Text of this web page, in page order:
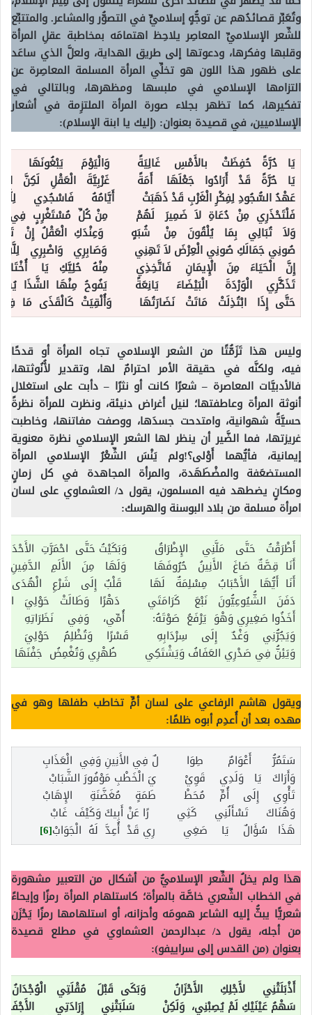
وتُعَبِّر قصائدُهم عن توجُّهٍ إسلاميٍّ في التصوُّر والمشاعر. والمتتبِّع
للشِّعر الإسلاميِّ المعاصِر يلاحِظ اهتمامَه بمخاطبة عقلِ المرأة
وقلبها وفكرها، ودعوتها إلى طريق الهداية، ولعلَّ الذي ساعَد
على ظهور هذا اللون هو تخلِّي المرأة المسلمة المعاصِرة عن
التزامها الإسلامي في ملبسها ومظهرها، وبالتالي في
تفكيرها، كما تظهر بجلاء صورة المرأة الملتزِمة في أشعار
الإسلاميين، في قصيدة بعنوان: (إليك يا ابنة الإسلام):
يَا دُرَّةً حُفِظَتْ بالأَمْسِ غَالِيَةً وَالْيَوْمَ يَبْغُونَهَا
يَا حُرَّةً قَدْ أَرَادُوا جَعْلَهَا أَمَةً غَرْبِيَّةَ الْعَقْلِ لَكِنَّ
عَهْدُ السُّجُودِ لِفِكْرِ الْغَرْبِ قَدْ ذَهَبَتْ أَيَّامُهُ فَاسْجُدِي
فَلْتَحْذَرِي مِنْ دُعَاةِ لاَ ضَمِيرَ لَهُمْ مِنْ كُلِّ مُسْتَغْرِبٍ فِي
وَلاَ تُبَالِي بِمَا يُلْقُونَ مِنْ شُبَهٍ وَعِنْدَكِ الْعَقْلُ إِنْ
صُونِي جَمَالَكِ صُونِي الْعِرْضَ لاَ تَهِنِي وَصَابِرِي وَاصْبِرِي
إِنَّ الْحَيَاءَ مِنَ الْإِيمَانِ فَاتَّخِذِي مِنْهُ حُلِيَّكِ يَا أُخْتَاهُ
تَذَكَّرِي الْوَرْدَةَ الْبَيْضَاءَ يَانِعَةً يَفُوحُ مِنْهَا الشَّذَا
حَتَّى إِذَا ابْتُذِلَتْ مَاتَتْ نَضَارَتُهَا وَأُلْقِيَتْ كَالْقَذَى مَا
وليس هذا تَزَمُّتًا من الشعر الإسلامي تجاه المرأة أو قدحًا
فيه، ولكنَّه في حقيقة الأمر احترامٌ لها، وتقدير لأُنُوثتها،
فالأدبيَّات المعاصرة – شعرًا كانت أو نثرًا – دأبت على استغلال
أنوثة المرأة وعاطفتها؛ لنيل أغراض دنيئة، ونظرت للمرأة نظرةً
حسيَّةً شهوانية، وامتدحت جسدَها، ووصفت مفاتنها، وخاطبت
غريزتها، فما الضَّير أن ينظر لها الشعر الإسلامي نظرة معنوية
إيمانية، فأيُّهما أَوْلى؟!ولم يَنْسَ الشِّعْرُ الإسلامي المرأة
المستضعَفة والمضْطَهَدة، والمرأة المجاهدة في كل زمانٍ
ومكانٍ يضطهد فيه المسلمون، يقول د/ العشماوي على لسان
امرأة مسلمة من بلاد البوسنة والهرسك:
أَطْرَقْتُ حَتَّى مَلَّنِي الإِطْرَاقُ وَبَكَيْتُ حَتَّى احْمَرَّتِ الأَحْدَاقُ
أَنَا قِصَّةٌ صَاغَ الأَنِينُ حُرُوفَهَا وَلَهَا مِنَ الأَلَمِ الدَّفِينِ
أَنَا أَيُّهَا الأَحْبَابُ مِسْلِمَةٌ لَهَا قَلْبٌ إِلَى شَرْعِ الْهُدَى
دَفَنَ الشُّيُوعِيُّونَ نَبْعَ كَرَامَتَي دَهْرًا وَطَالَتْ حَوْلِيَ
أَخَذُوا صَغِيرِي وَهْوَ يَرْفَعُ صَوْتَهُ: أُمِّي، وَفِي نَظَرَاتِهِ
وَيَجُرُّنِي وَغْدٌ إِلَى سِرْدَابِهِ قَسْرًا وَتُظْلِمُ حَوْلِيَ
وَيَئِنُّ فِي صَدْرِي العَفَافُ وَيَشْتَكِي طُهْرِي وَتُغْمِضُ جَفْنَهَا
ويقول هاشم الرفاعي على لسان أمٍّ تخاطب طفلها وهو في
مهده بعد أن أُعدِم أبوه ظلمًا:
سَتَمُرُّ أَعْوَامٌ طِوَا لٌ فِي الأَنِينِ وَفِي الْعَذَابِ
وَأَرَاكَ يَا وَلَدِي قَوِيْ يَ الْخَطْبِ مَوْفُورَ الشَّبَابْ
تَأْوِي إِلَى أُمٍّ مُحَطْ طَمَةٍ مُغَضَّنَةِ الإِهَابْ
وَهُنَاكَ تَسْأَلُنِي كَثِي رًا عَنْ أَبِيكَ وَكَيْفَ غَابْ
هَذَا سُؤَالٌ يَا صَغِي رِي قَدْ أُعِدَّ لَهُ الْجَوَابْ[6]
هذا ولم يخلُ الشِّعر الإسلاميُّ من أشكال من التعبير مشهورة
في الخطاب الشِّعري خاصَّة بالمرأة؛ كاستلهام المرأة رمزًا وإيحاءً
شعريًّا يبثُّ إليه الشاعر همومَه وأحزانه، أو استلهامها رمزًا يَحْزَن
من أجله، يقول د/ عبدالرحمن العشماوي في مطلع قصيدة
بعنوان (من القدس إلى سراييفو):
أَذْبَلَتْنِي لأَجْلِكِ الأَحْزَانُ وَبَكَى قَبْلَ مُقْلَتِي الْوُجْدَانُ
سَهْمُ عَيْنَيْكِ لَمْ يُصِبْنِي، وَلَكِنْ سَلَبَتْنِي إِرَادَتِي الأَجْفَانُ